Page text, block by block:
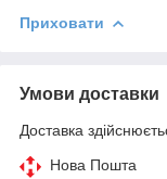
Приховати
Умови доставки
Доставка
Нова Пошта